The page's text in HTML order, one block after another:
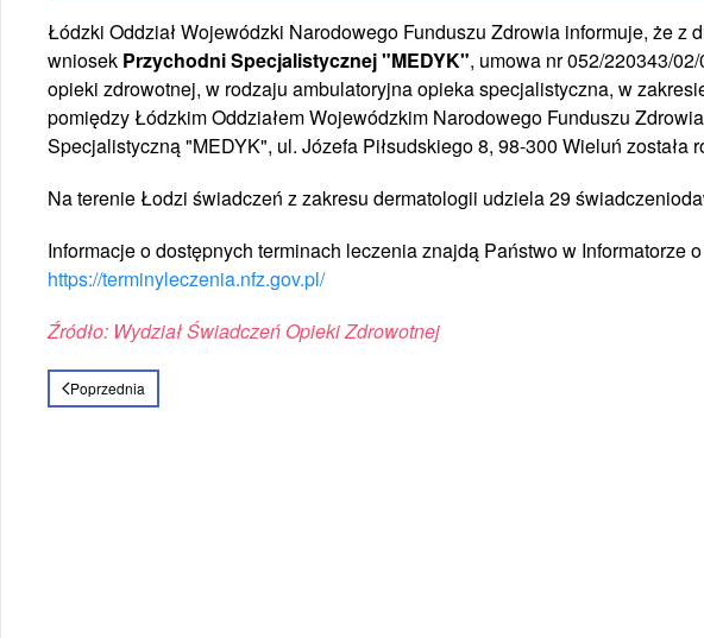
Łódzki Oddział Wojewódzki Narodowego Funduszu Zdrowia informuje, że z
wniosek Przychodni Specjalistycznej "MEDYK", umowa nr 052/220343/
opieki zdrowotnej, w rodzaju ambulatoryjna opieka specjalistyczna, w
pomiędzy Łódzkim Oddziałem Wojewódzkim Narodowego Funduszu
Specjalistyczną "MEDYK", ul. Józefa Piłsudskiego 8, 98-300 Wieluń została
Na terenie Łodzi świadczeń z zakresu dermatologii udziela 29
Informacje o dostępnych terminach leczenia znajdą Państwo w Informatorze
https://terminyleczenia.nfz.gov.pl/
Źródło: Wydział Świadczeń Opieki Zdrowotnej
Poprzednia